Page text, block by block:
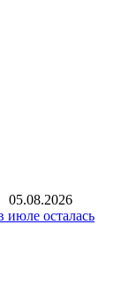
05.08.2026
июле осталась